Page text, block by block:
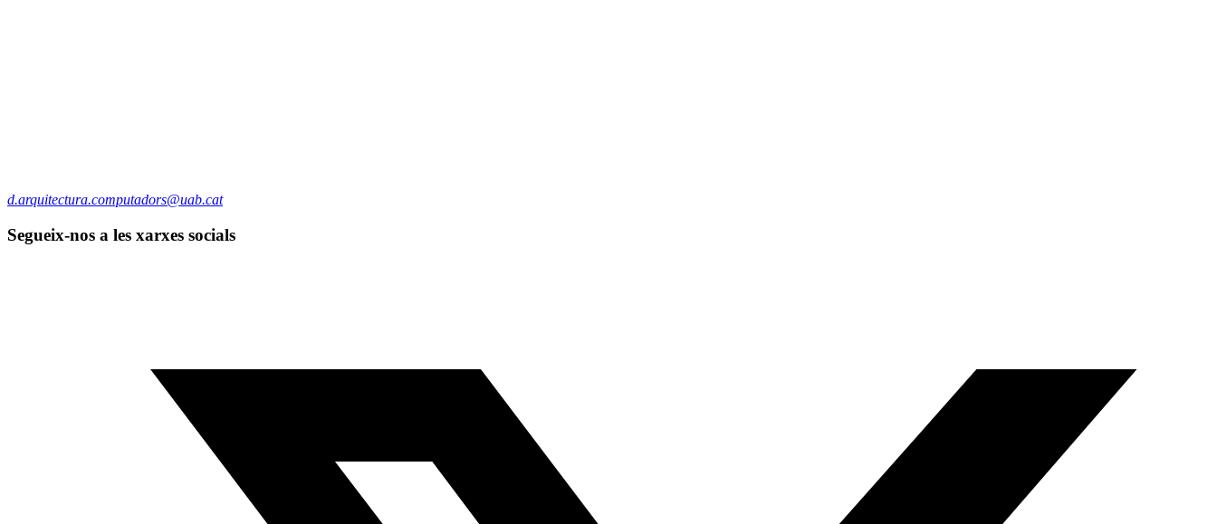
d.arquitectura.computadors@uab.cat
Segueix-nos a les xarxes socials